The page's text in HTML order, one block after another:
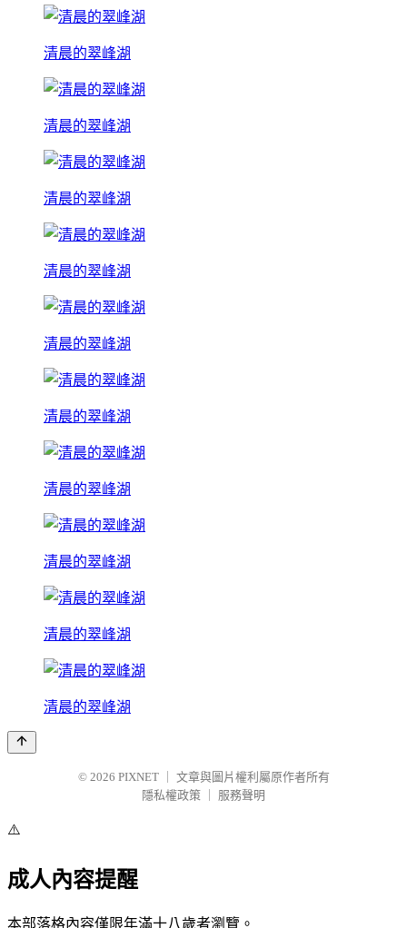
清晨的翠峰湖
清晨的翠峰湖
清晨的翠峰湖
清晨的翠峰湖
清晨的翠峰湖
清晨的翠峰湖
清晨的翠峰湖
清晨的翠峰湖
清晨的翠峰湖
清晨的翠峰湖
© 2026 PIXNET
文章與圖片權利屬原作者所有
隱私權政策
服務聲明
⚠️
成人內容提醒
本部落格內容僅限年滿十八歲者瀏覽。